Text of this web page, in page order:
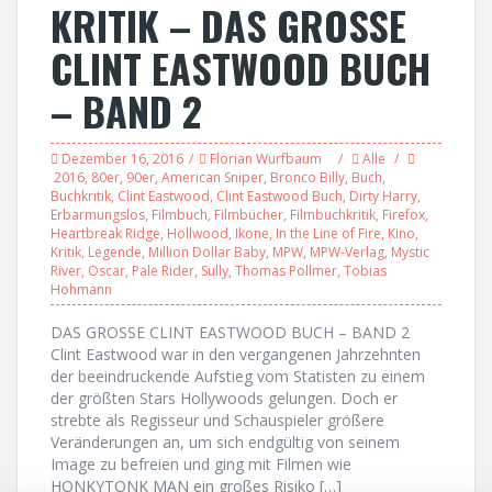
KRITIK – DAS GROSSE
CLINT EASTWOOD BUCH
– BAND 2
Dezember 16, 2016 Florian Wurfbaum
Alle
2016, 80er, 90er, American Sniper, Bronco Billy, Buch,
Buchkritik, Clint Eastwood, Clint Eastwood Buch, Dirty Harry,
Erbarmungslos, Filmbuch, Filmbücher, Filmbuchkritik, Firefox,
Heartbreak Ridge, Hollwood, Ikone, In the Line of Fire, Kino,
Kritik, Legende, Million Dollar Baby, MPW, MPW-Verlag, Mystic
River, Oscar, Pale Rider, Sully, Thomas Pollmer, Tobias
Hohmann
DAS GROSSE CLINT EASTWOOD BUCH – BAND 2
Clint Eastwood war in den vergangenen Jahrzehnten
der beeindruckende Aufstieg vom Statisten zu einem
der größten Stars Hollywoods gelungen. Doch er
strebte als Regisseur und Schauspieler größere
Veränderungen an, um sich endgültig von seinem
Image zu befreien und ging mit Filmen wie
HONKYTONK MAN ein großes Risiko […]